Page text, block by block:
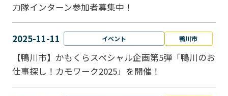
力隊インターン参加者募集中！
2025-11-11 イベント 鴨川市
【鴨川市】かもくらスペシャル企画第5弾「鴨川のお
仕事探し！カモワーク2025」を開催！